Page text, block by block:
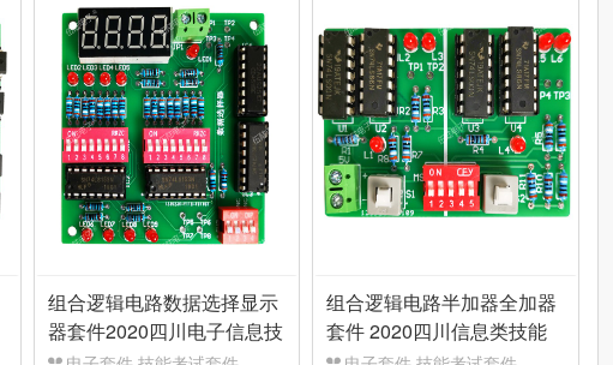
组合逻辑电路数据选择显示
器套件2020四川电子信息技
组合逻辑电路半加器全加器
套件 2020四川信息类技能
D2-1智能循迹小车套件巡
线寻迹科技焊接组装实训
电子制作DIY散件
¥ 7.85-8.85
热度（35858）
竞赛套件 手机蓝牙控制智
能安防报警系统竞赛套件
电子装调焊接JS-56-222